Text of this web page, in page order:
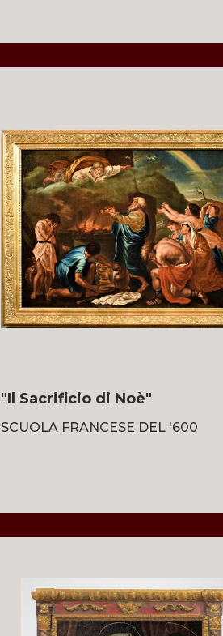
"Il Sacrificio di Noè"
SCUOLA FRANCESE DEL '600